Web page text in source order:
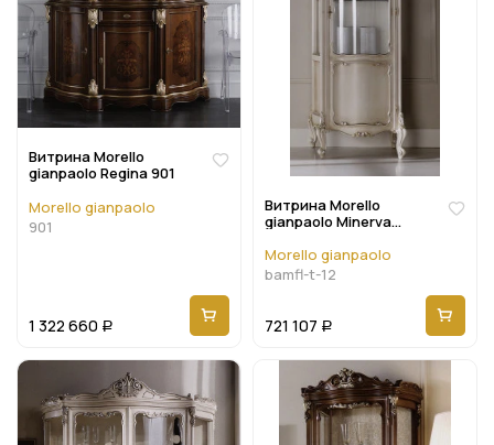
Витрина Morello
gianpaolo Regina 901
Morello gianpaolo
901
1 322 660 Р
Витрина Morello
gianpaolo Minerva
Morello gianpaolo
bamfl-t-12
721 107 Р